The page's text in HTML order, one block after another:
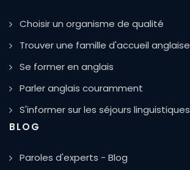
Choisir un organisme de qualité
Trouver une famille d'accueil anglaise
Se former en anglais
Parler anglais couramment
S'informer sur les séjours linguistiques
BLOG
Paroles d'experts - Blog